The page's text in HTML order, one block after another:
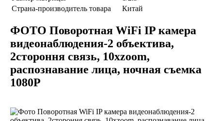
Страна-производитель товара
Китай
ФОТО Поворотная WiFi IP камера
видеонаблюдения-2 объектива,
2стороння связь, 10xzoom,
распознавание лица, ночная съемка
1080P